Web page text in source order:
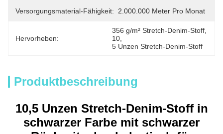
Versorgungsmaterial-Fähigkeit: 2.000.000 Meter Pro Monat
Hervorheben:
356 g/m² Stretch-Denim-Stoff
10
5 Unzen Stretch-Denim-Stoff
Produktbeschreibung
10,5 Unzen Stretch-Denim-Stoff in
schwarzer Farbe mit schwarzer